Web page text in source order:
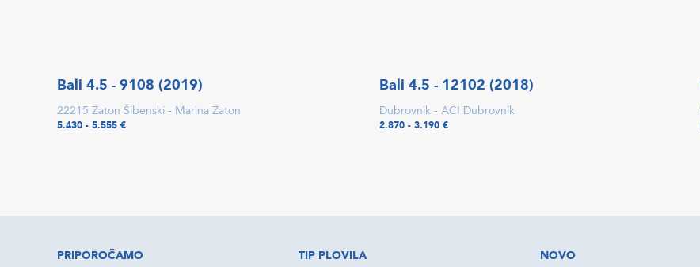
Bali 4.5 - 9108 (2019)
22215 Zaton Šibenski - Marina Zaton
5.430 - 5.555 €
Bali 4.5 - 12102 (2018)
Dubrovnik - ACI Dubrovnik
2.870 - 3.190 €
PRIPOROČAMO TIP PLOVILA NOVO